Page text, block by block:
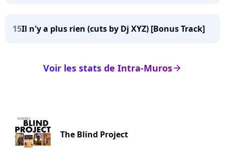
15Il n'y a plus rien (cuts by Dj XYZ) [Bonus Track]
arrow_right
Voir les stats de Intra-Muros
The Blind Project